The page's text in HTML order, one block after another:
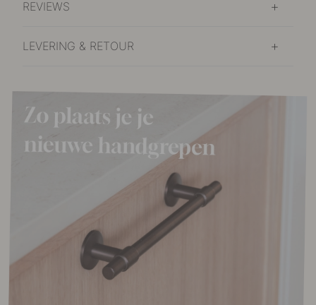
REVIEWS
LEVERING & RETOUR